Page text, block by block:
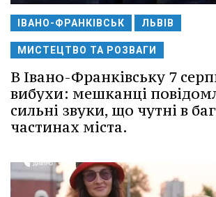
ІВАНО-ФРАНКІВСЬК ЛЬВІВ
МИСТЕЦТВО ТА РОЗВАГИ
В Івано-Франківську 7
вибухи: мешканці
сильні звуки, що чутні в
частинах міста.